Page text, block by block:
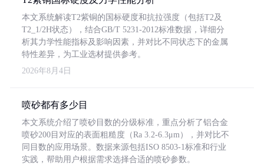
本文系统解读T2紫铜的国标硬度和抗拉强度（包括T2及
T2_1/2H状态），结合GB/T 5231-2012标准数据，详细分
析其力学性能指标及影响因素，并对比不同状态下的金属
特性差异，为工业选材提供参考。
2026年8月4日
喷砂都有多少目
本文系统介绍了喷砂目数的分级标准，重点分析了铝合金
喷砂200目对应的表面粗糙度（Ra 3.2-6.3μm），并对比不
同目数的应用场景。数据来源包括ISO 8503-1标准和行业
实践，帮助用户根据需求选择合适的喷砂参数。